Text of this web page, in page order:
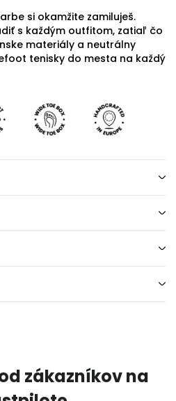
si okamžite zamiluješ.
s každým outfitom, zatiaľ čo
materiály a neutrálny
tenisky do mesta na každý
zákazníkov na